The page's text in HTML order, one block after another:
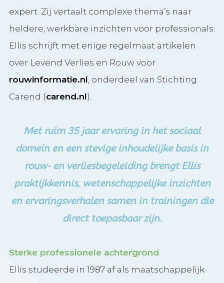
expert. Zij vertaalt complexe thema’s naar
heldere, werkbare inzichten voor professionals.
Ellis schrijft met enige regelmaat artikelen
over Levend Verlies en Rouw voor
rouwinformatie.nl , onderdeel van Stichting
Carend (carend.nl).
Met ruim 35 jaar ervaring in het sociaal
domein en een stevige inhoudelijke basis in
rouw- en verliesbegeleiding brengt Ellis
praktijkkennis, wetenschappelijke inzichten
en ervaringsverhalen samen in trainingen die
direct toepasbaar zijn.
Sterke professionele achtergrond
Ellis studeerde in 1987 af als maatschappelijk